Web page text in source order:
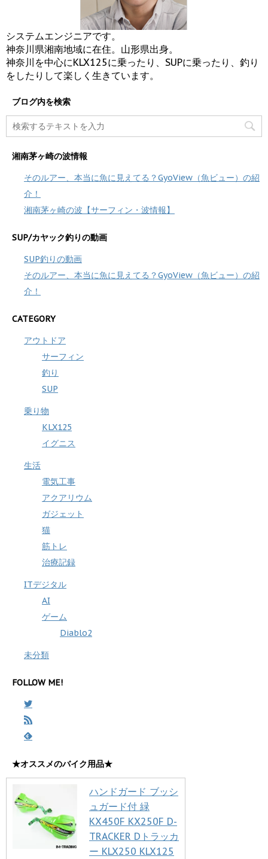
システムエンジニアです。
神奈川県湘南地域に在住。山形県出身。
神奈川を中心にKLX125に乗ったり、SUPに乗ったり、釣り
をしたりして楽しく生きています。
ブログ内を検索
湘南茅ヶ崎の波情報
そのルアー、本当に魚に見えてる？GyoView（魚ビュー）の紹
介！
湘南茅ヶ崎の波【サーフィン・波情報】
SUP/カヤック釣りの動画
SUP釣りの動画
そのルアー、本当に魚に見えてる？GyoView（魚ビュー）の紹
介！
CATEGORY
アウトドア
サーフィン
釣り
SUP
乗り物
KLX125
イグニス
生活
電気工事
アクアリウム
ガジェット
猫
筋トレ
治療記録
ITデジタル
AI
ゲーム
Diablo2
未分類
FOLLOW ME!
★オススメのバイク用品★
ハンドガード ブッシ
ュガード付 緑
KX450F KX250F D-
TRACKER Dトラッカ
ー KLX250 KLX125